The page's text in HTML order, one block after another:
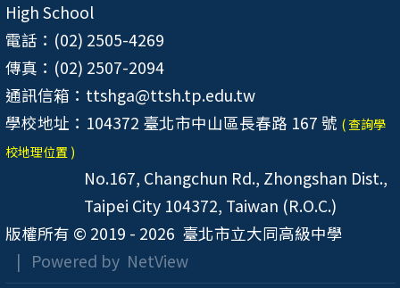
High School
電話：(02) 2505-4269
傳真：(02) 2507-2094
通訊信箱：ttshga@ttsh.tp.edu.tw
學校地址：104372 臺北市中山區長春路 167 號 ( 查詢學
校地理位置 )
No.167, Changchun Rd., Zhongshan Dist.,
Taipei City 104372, Taiwan (R.O.C.)
版權所有 © 2019 - 2026 臺北市立大同高級中學
| Powered by NetView